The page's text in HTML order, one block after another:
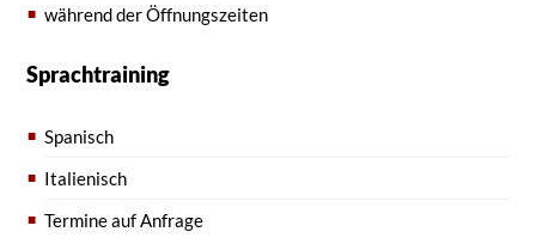
während der Öffnungszeiten
Sprachtraining
Spanisch
Italienisch
Termine auf Anfrage